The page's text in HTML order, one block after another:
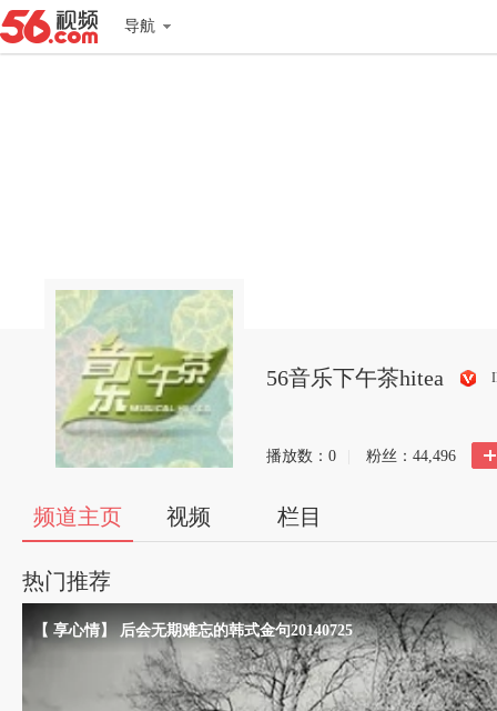
导航
56音乐下午茶hitea
频
自
播放数： 0 粉丝： 44,496
频道主页 视频 栏目
热门推荐
【 享心情】 后会无期难忘的韩式金句20140725